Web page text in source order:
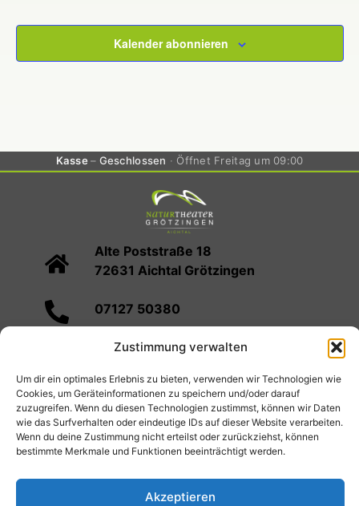
Zustimmung verwalten
Um dir ein optimales Erlebnis zu bieten, verwenden wir Technologien wie
Cookies, um Geräteinformationen zu speichern und/oder darauf
zuzugreifen. Wenn du diesen Technologien zustimmst, können wir Daten
wie das Surfverhalten oder eindeutige IDs auf dieser Website verarbeiten.
Wenn du deine Zustimmung nicht erteilst oder zurückziehst, können
bestimmte Merkmale und Funktionen beeinträchtigt werden.
Akzeptieren
Kalender abonnieren
Kasse Geschlossen Öffnet Freitag um 09:00
Alte Poststraße 18
72631 Aichtal Grötzingen
07127 50380
info@naturtheater-groetzingen.de
Spielplan Kartenvorverkauf
Infos
Verein
Mediathek Cookie-Richtlinie (EU)
Impressum
Datenschutzerklärung